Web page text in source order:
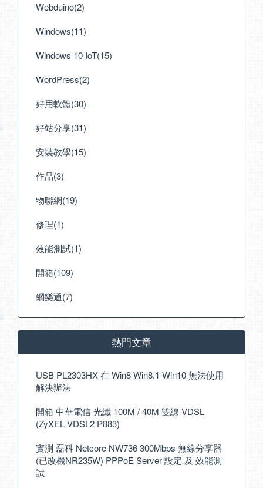
Webduino(2)
Windows(11)
Windows 10 IoT(15)
WordPress(2)
好用軟體(30)
好站分享(31)
安裝教學(15)
作品(3)
物聯網(19)
修理(1)
效能測試(1)
開箱(109)
網樂通(7)
熱門文章
USB PL2303HX 在 Win8 Win8.1 Win10 無法使用
解決辦法
開箱 中華電信 光纖 100M / 40M 雙線 VDSL
(ZyXEL VDSL2 P883)
實測 磊科 Netcore NW736 300Mbps 無線分享器
(已改機NR235W) PPPoE Server 設定 及 效能測
試